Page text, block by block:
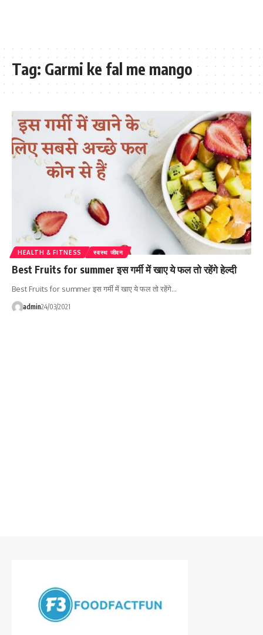
Tag: Garmi ke fal me mango
HEALTH & FITNESS स्वस्थ जीवन
Best Fruits for summer इस गर्मी में खाए ये फल तो रहेंगे हेल्दी
Best Fruits for summer इस गर्मी में खाए ये फल तो रहेंगे…
admin24/03/2021